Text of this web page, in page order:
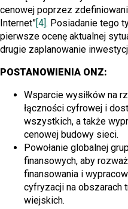
cenowej poprzez
Internet”[4]. Posiadanie tego
pierwsze ocenę aktualnej
drugie zaplanowanie
POSTANOWIENIA ONZ:
Wsparcie wysiłków na
łączności cyfrowej i
wszystkich, a także
cenowej budowy sieci.
Powołanie globalnej
finansowych, aby
finansowania i
cyfryzacji na obszarach
wiejskich.